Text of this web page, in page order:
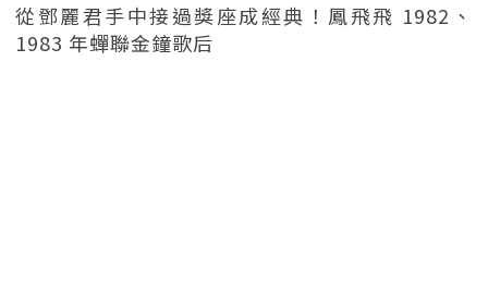
從鄧麗君手中接過獎座成經典！鳳飛飛 1982、
1983 年蟬聯金鐘歌后